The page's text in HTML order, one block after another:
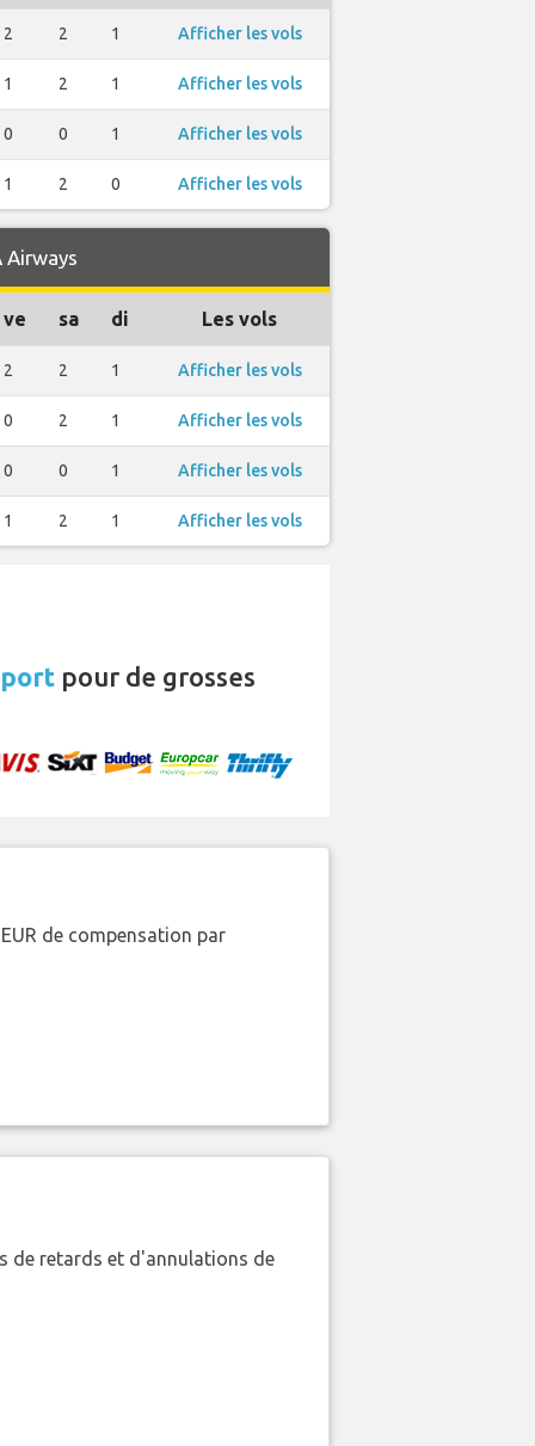
2 2 1 Afficher les vols
1 2 1 Afficher les vols
0 0 1 Afficher les vols
1 2 0 Afficher les vols
ve sa di Les vols
2 2 1 Afficher les vols
0 2 1 Afficher les vols
0 0 1 Afficher les vols
1 2 1 Afficher les vols
pour de grosses
de compensation par
de retards et d'annulations de